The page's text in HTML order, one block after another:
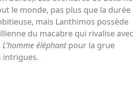
le monde, pas plus que la durée
mais Lanthimos possède
du macabre qui rivalise avec
L’homme éléphantpour la grue
intrigues.